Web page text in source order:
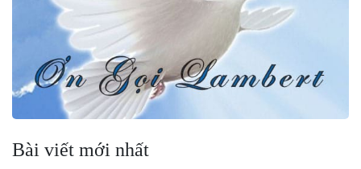
Bài viết mới nhất